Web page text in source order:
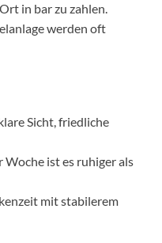
in bar zu zahlen.
werden oft
Sicht, friedliche
Woche ist es ruhiger als
mit stabilerem